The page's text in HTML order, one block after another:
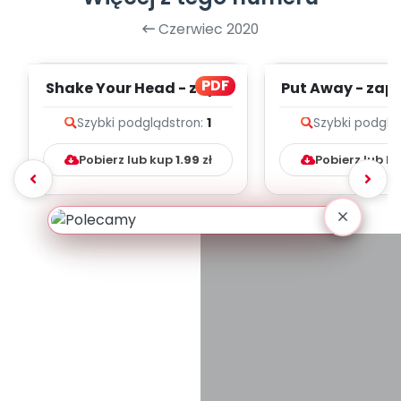
Czerwiec 2020
PDF
Shake Your Head - zapis
Szybki podglądstron: 1
Pobierz lub kup1.99 zł
Put Away -
Szybki
Pobierz lub